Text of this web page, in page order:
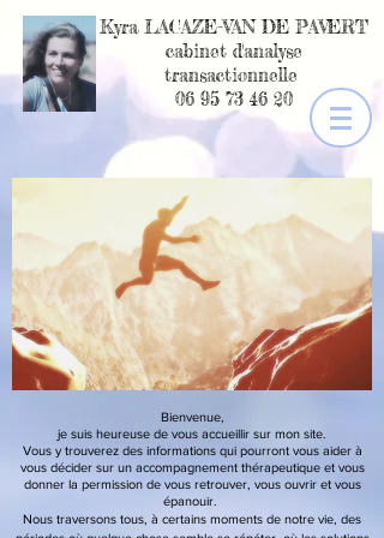
Kyra LACAZE-VAN DE PAVERT
cabinet d'analyse
transactionnelle
06 95 73 46 20
Bienvenue,
je suis heureuse de vous accueillir sur mon site.
Vous y trouverez des informations qui pourront vous aider à
vous décider sur un accompagnement thérapeutique et vous
donner la permission de vous retrouver, vous ouvrir et vous
épanouir.
Nous traversons tous, à certains moments de notre vie, des